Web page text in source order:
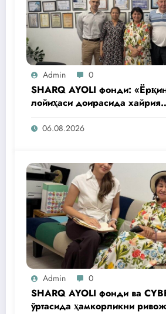
Admin 0
SHARQ AYOLI фонди:
лойиҳаси доирасида хайрия
операциялари ўтказилади
06.08.2026
Admin 0
SHARQ AYOLI фонди ва
ўртасида ҳамкорликни